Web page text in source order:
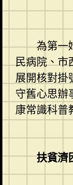
為第一她
民病院、市
展開核對掛
守舊心思辦
康常識科普
扶貧濟